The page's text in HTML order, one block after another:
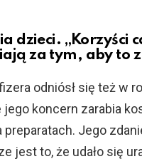
dzieci. „Korzyści
za tym, aby to
odniósł się też w
jego koncern zarabia
preparatach. Jego
jest to, że udało się